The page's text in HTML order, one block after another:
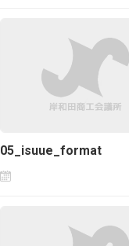
05_isuue_format